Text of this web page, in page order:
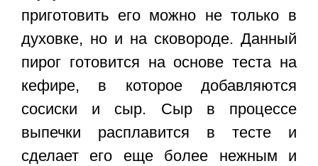
приготовить его можно не только в
духовке, но и на сковороде. Данный
пирог готовится на основе теста на
кефире, в которое добавляются
сосиски и сыр. Сыр в процессе
выпечки расплавится в тесте и
сделает его еще более нежным и